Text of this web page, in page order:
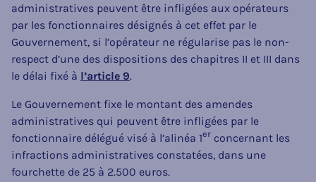
administratives peuvent être infligées aux opérateurs
par les fonctionnaires désignés à cet effet par le
Gouvernement, si l’opérateur ne régularise pas le non-
respect d’une des dispositions des chapitres II et III dans
le délai fixé à l’article 9.
Le Gouvernement fixe le montant des amendes
administratives qui peuvent être infligées par le
fonctionnaire délégué visé à l’alinéa 1er concernant les
infractions administratives constatées, dans une
fourchette de 25 à 2.500 euros.